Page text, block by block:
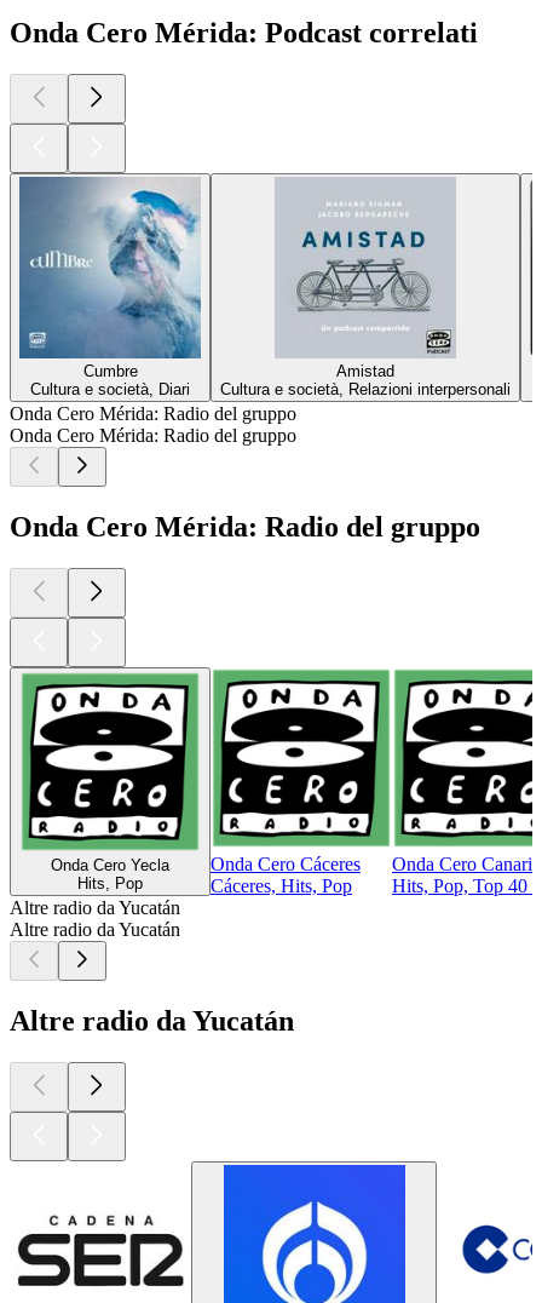
Onda Cero Mérida: Podcast correlati
Cumbre
Cultura e società, Diari
Amistad
Cultura e società, Relazioni interpersonali
Onda Cero Mérida: Radio del gruppo
Onda Cero Mérida: Radio del gruppo
Onda Cero Mérida: Radio del gruppo
Onda Cero Yecla
Hits, Pop
Onda Cero Cáceres
Cáceres, Hits, Pop
Onda Cero
Hits, Pop, Top 40
Altre radio da Yucatán
Altre radio da Yucatán
Altre radio da Yucatán